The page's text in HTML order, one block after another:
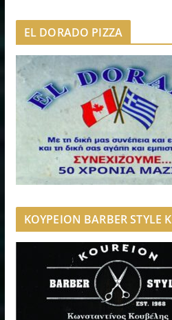
EL DORADO PIZZA
ΚΟΥΡΕΙΟΝ BARBER STYLE